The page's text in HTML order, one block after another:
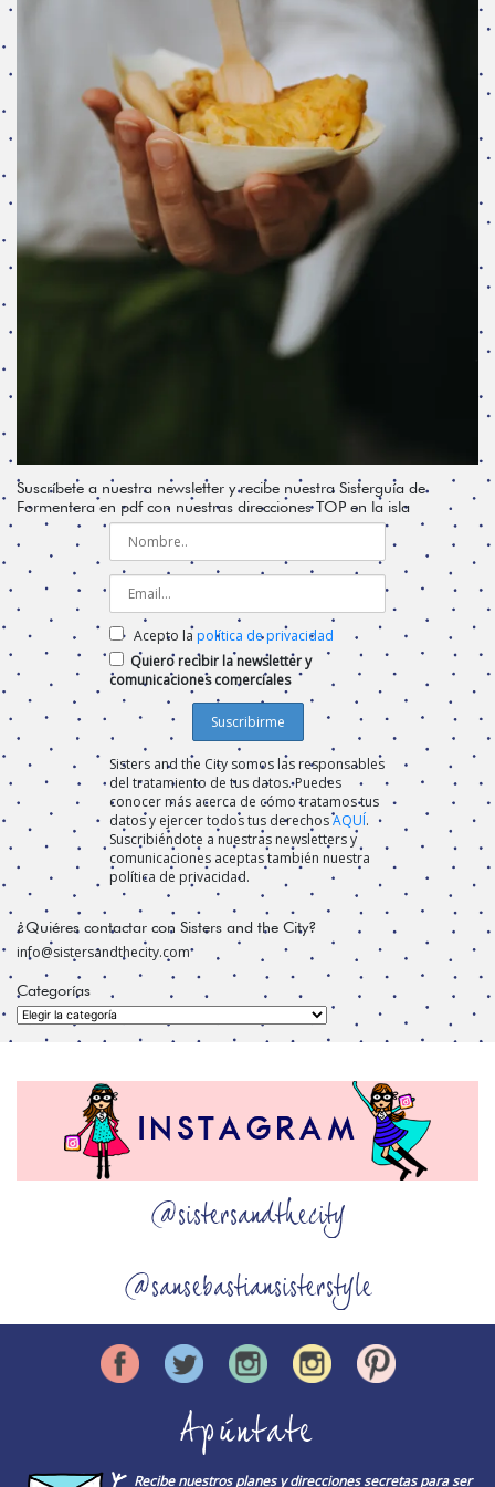
Suscríbete a nuestra newsletter y recibe nuestra Sisterguía de
Formentera en pdf con nuestras direcciones TOP en la isla
Acepto la política de privacidad
Quiero recibir la newsletter y
comunicaciones comerciales
Sisters and the City somos las responsables
del tratamiento de tus datos. Puedes
conocer más acerca de cómo tratamos tus
datos y ejercer todos tus derechosAQUÍ.
Suscribiéndote a nuestras newsletters y
comunicaciones aceptas también nuestra
política de privacidad.
¿Quiéres contactar con Sisters and the City?
info@sistersandthecity.com
Categorías
Categorías
@sistersandthecity
@sansebastiansisterstyle
Apúntate
Recibe nuestros planes y direcciones secretas para ser